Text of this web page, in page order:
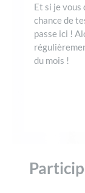
Et si je
chance de
passe ici !
du mois !